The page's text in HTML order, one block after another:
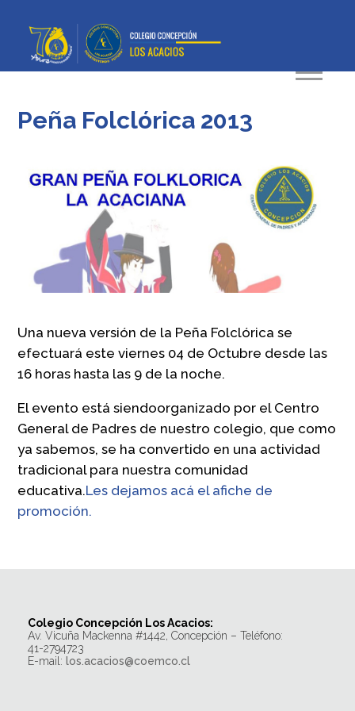
Peña Folclórica 2013
Una nueva versión de la Peña Folclórica se
efectuará este viernes 04 de Octubre desde las
16 horas hasta las 9 de la noche.
El evento está siendoorganizado por el Centro
General de Padres de nuestro colegio, que como
ya sabemos, se ha convertido en una actividad
tradicional para nuestra comunidad
educativa.Les dejamos acá el afiche de
promoción.
Colegio Concepción Los Acacios:
Av. Vicuña Mackenna #1442, Concepción – Teléfono:
41-2794723
E-mail: los.acacios@coemco.cl